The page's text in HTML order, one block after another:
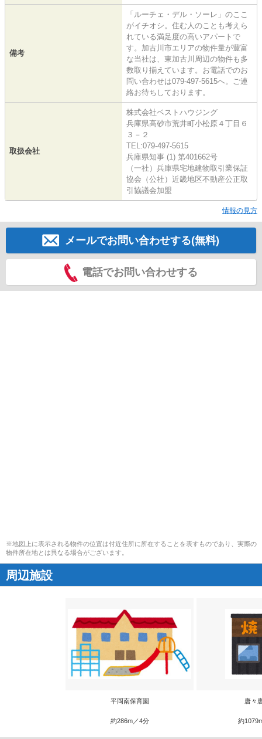
備考
「ルーチェ・デル・ソーレ」のここ
がイチオシ。住む人のことも考えら
れている満足度の高いアパートで
す。加古川市エリアの物件量が豊富
な当社は、東加古川周辺の物件も多
数取り揃えています。お電話でのお
問い合わせは079-497-5615へ。ご連
絡お待ちしております。
取扱会社
株式会社ベストハウジング
兵庫県高砂市荒井町小松原４丁目６
３－２
TEL:079-497-5615
兵庫県知事 (1) 第401662号
（一社）兵庫県宅地建物取引業保証
協会（公社）近畿地区不動産公正取
引協議会加盟
情報の見方
メールでお問い合わせする(無料)
電話でお問い合わせする
※地図上に表示される物件の位置は付近住所に所在することを表すものであり、実際の
物件所在地とは異なる場合がございます。
周辺施設
平岡南保育園
約286m／4分
唐々
約